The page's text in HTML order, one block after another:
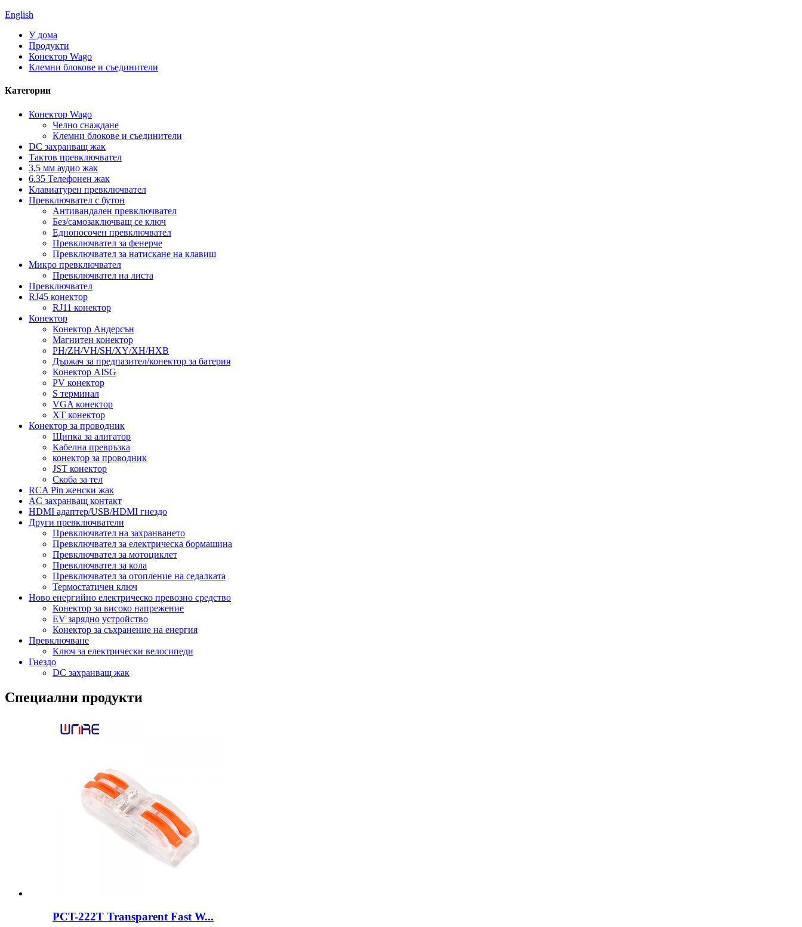
English
У дома
Продукти
Конектор Wago
Клемни блокове и съединители
Категории
Конектор Wago
Челно снаждане
Клемни блокове и съединители
DC захранващ жак
Тактов превключвател
3,5 мм аудио жак
6.35 Телефонен жак
Клавиатурен превключвател
Превключвател с бутон
Антивандален превключвател
Без/самозаключващ се ключ
Еднопосочен превключвател
Превключвател за фенерче
Превключвател за натискане на клавиш
Микро превключвател
Превключвател на листа
Превключвател
RJ45 конектор
RJ11 конектор
Конектор
Конектор Андерсън
Магнитен конектор
PH/ZH/VH/SH/XY/XH/HXB
Държач за предпазител/конектор за батерия
Конектор AISG
PV конектор
S терминал
VGA конектор
XT конектор
Конектор за проводник
Щипка за алигатор
Кабелна превръзка
конектор за проводник
JST конектор
Скоба за тел
RCA Pin женски жак
AC захранващ контакт
HDMI адаптер/USB/HDMI гнездо
Други превключватели
Превключвател на захранването
Превключвател за електрическа бормашина
Превключвател за мотоциклет
Превключвател за кола
Превключвател за отопление на седалката
Термостатичен ключ
Ново енергийно електрическо превозно средство
Конектор за високо напрежение
EV зарядно устройство
Конектор за съхранение на енергия
Превключване
Ключ за електрически велосипеди
Гнездо
DC захранващ жак
Специални продукти
PCT-222T Transparent Fast W...